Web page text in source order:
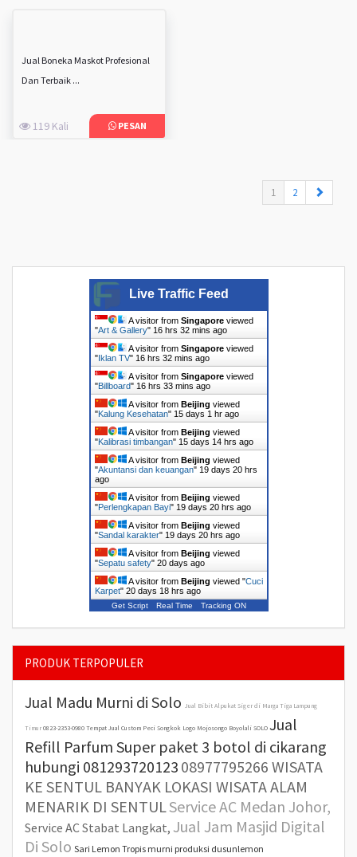
Jual Boneka Maskot Profesional
Dan Terbaik ...
119 Kali PESAN
1 (current)
2
Live Traffic Feed
A visitor from Singaporeviewed
"Art & Gallery" 16 hrs 32 mins ago
A visitor from Singaporeviewed
"Iklan TV" 16 hrs 32 mins ago
A visitor from Singaporeviewed
"Billboard" 16 hrs 33 mins ago
A visitor from Beijing viewed
"Kalung Kesehatan" 15 days 1 hr ago
A visitor from Beijing viewed
"Kalibrasi timbangan" 15 days 14 hrs ago
A visitor from Beijing viewed
"Akuntansi dan keuangan" 19 days 20 hrs
ago
A visitor from Beijing viewed
"Perlengkapan Bayi" 19 days 20 hrs ago
A visitor from Beijing viewed
"Sandal karakter" 19 days 20 hrs ago
A visitor from Beijing viewed
"Sepatu safety" 20 days ago
A visitor from Beijing viewed "Cuci
Karpet" 20 days 18 hrs ago
Get Script Real Time Tracking ON
PRODUK TERPOPULER
Jual Madu Murni di Solo Jual Bibit Alpukat Siger di Marga Tiga Lampung
Timur 0823-2353-0980 Tempat Jual Custom Peci Songkok Logo Mojosongo Boyolali SOLO Jual
Refill Parfum Super paket 3 botol di cikarang
hubungi 081293720123 08977795266 WISATA
KE SENTUL BANYAK LOKASI WISATA ALAM
MENARIK DI SENTULService AC Medan Johor,
Service AC Stabat Langkat, Jual Jam Masjid Digital
Di Solo Sari Lemon Tropis murni produksi dusunlemon